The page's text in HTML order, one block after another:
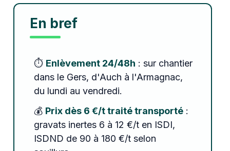
En bref
⏱️ Enlèvement 24/48h : sur chantier
dans le Gers, d'Auch à l'Armagnac,
du lundi au vendredi.
💰 Prix dès 6 €/t traité transporté:
gravats inertes 6 à 12 €/t en ISDI,
ISDND de 90 à 180 €/t selon